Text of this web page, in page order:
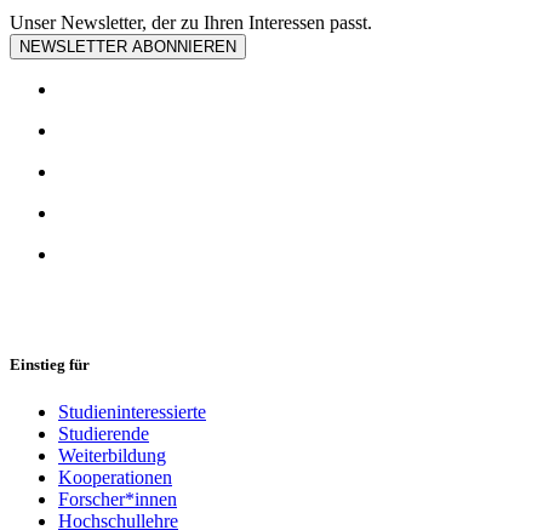
Unser Newsletter, der zu Ihren Interessen passt.
NEWSLETTER ABONNIEREN
Einstieg für
Studieninteressierte
Studierende
Weiterbildung
Kooperationen
Forscher*innen
Hochschullehre